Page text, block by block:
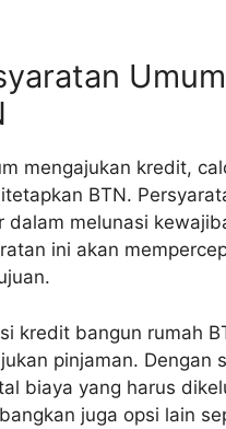
mengajukan kredit,
BTN.
dalam melunasi
ini akan
kredit bangun rumah
pinjaman. Dengan
biaya yang harus
juga opsi lain